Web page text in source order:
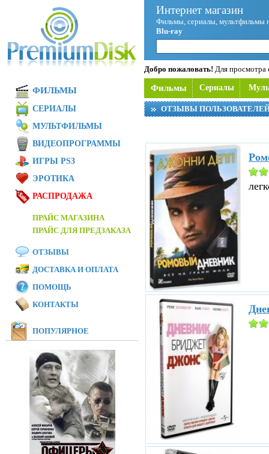
Интернет магазин
Фильмы, сериалы, мультфильмы
Blu-ray
Добро пожаловать! Для просмотра
Фильмы Сериалы
ОТЗЫВЫ
ФИЛЬМЫ
СЕРИАЛЫ
МУЛЬТФИЛЬМЫ
ВИДЕОПРОГРАММЫ
ИГРЫ PS3
ЭРОТИКА
РАСПРОДАЖА
ПРАЙС МАГАЗИНА
ПРАЙС ДЛЯ ПРЕДЗАКАЗА
ОТЗЫВЫ
ДОСТАВКА И ОПЛАТА
ПОМОЩЬ
КОНТАКТЫ
ПОПУЛЯРНОЕ